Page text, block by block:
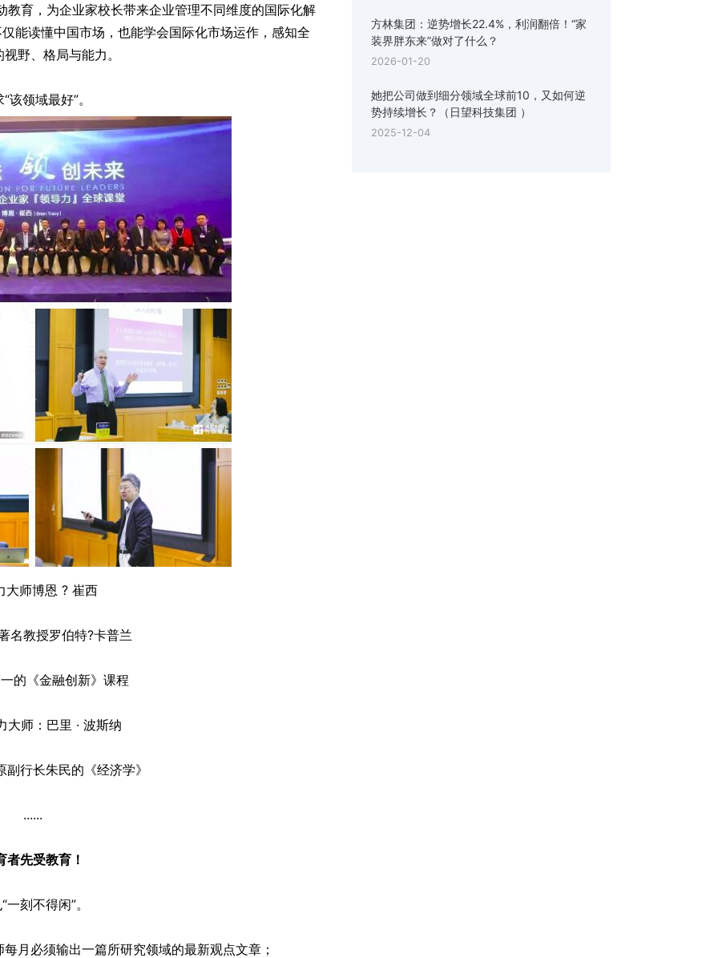
育，为企业家校长带来企业管理不同维度的国际化解
能读懂中国市场，也能学会国际化市场运作，感知全
野、格局与能力。
领域最好”。
大师博恩 ? 崔西
名教授罗伯特?卡普兰
的《金融创新》课程
大师：巴里 · 波斯纳
行长朱民的《经济学》
......
者先受教育！
刻不得闲”。
月必须输出一篇所研究领域的最新观点文章；
方林集团：逆势增长22.4%，利润翻倍！“家
装界胖东来”做对了什么？
2026-01-20
她把公司做到细分领域全球前10，又如何逆
势持续增长？（日望科技集团 ）
2025-12-04